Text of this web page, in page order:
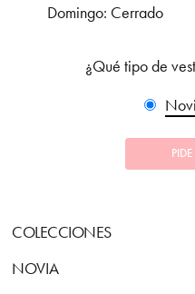
Domingo: Cerrado
¿Qué tipo de
COLECCIONES
NOVIA